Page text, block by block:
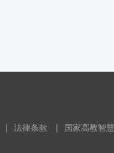
| 法律条款 | 国家高教智